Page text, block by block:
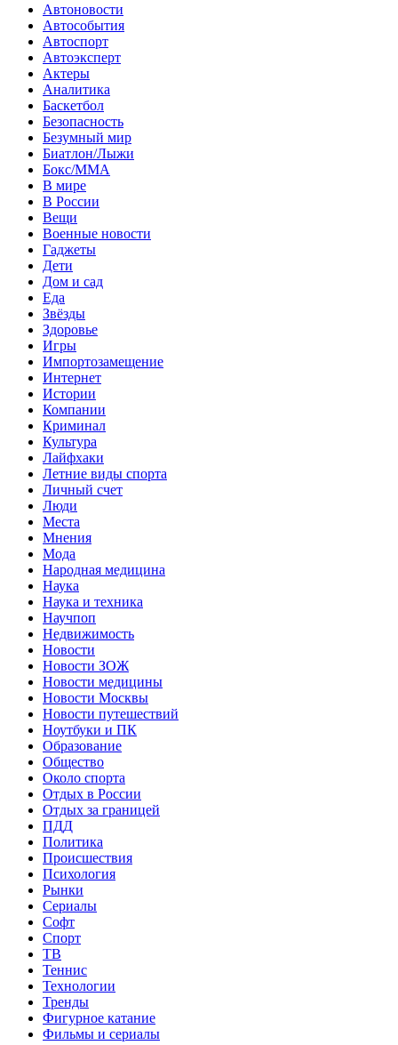
Автоновости
Автособытия
Автоспорт
Автоэксперт
Актеры
Аналитика
Баскетбол
Безопасность
Безумный мир
Биатлон/Лыжи
Бокс/MMA
В мире
В России
Вещи
Военные новости
Гаджеты
Дети
Дом и сад
Еда
Звёзды
Здоровье
Игры
Импортозамещение
Интернет
Истории
Компании
Криминал
Культура
Лайфхаки
Летние виды спорта
Личный счет
Люди
Места
Мнения
Мода
Народная медицина
Наука
Наука и техника
Научпоп
Недвижимость
Новости
Новости ЗОЖ
Новости медицины
Новости Москвы
Новости путешествий
Ноутбуки и ПК
Образование
Общество
Около спорта
Отдых в России
Отдых за границей
ПДД
Политика
Происшествия
Психология
Рынки
Сериалы
Софт
Спорт
ТВ
Теннис
Технологии
Тренды
Фигурное катание
Фильмы и сериалы